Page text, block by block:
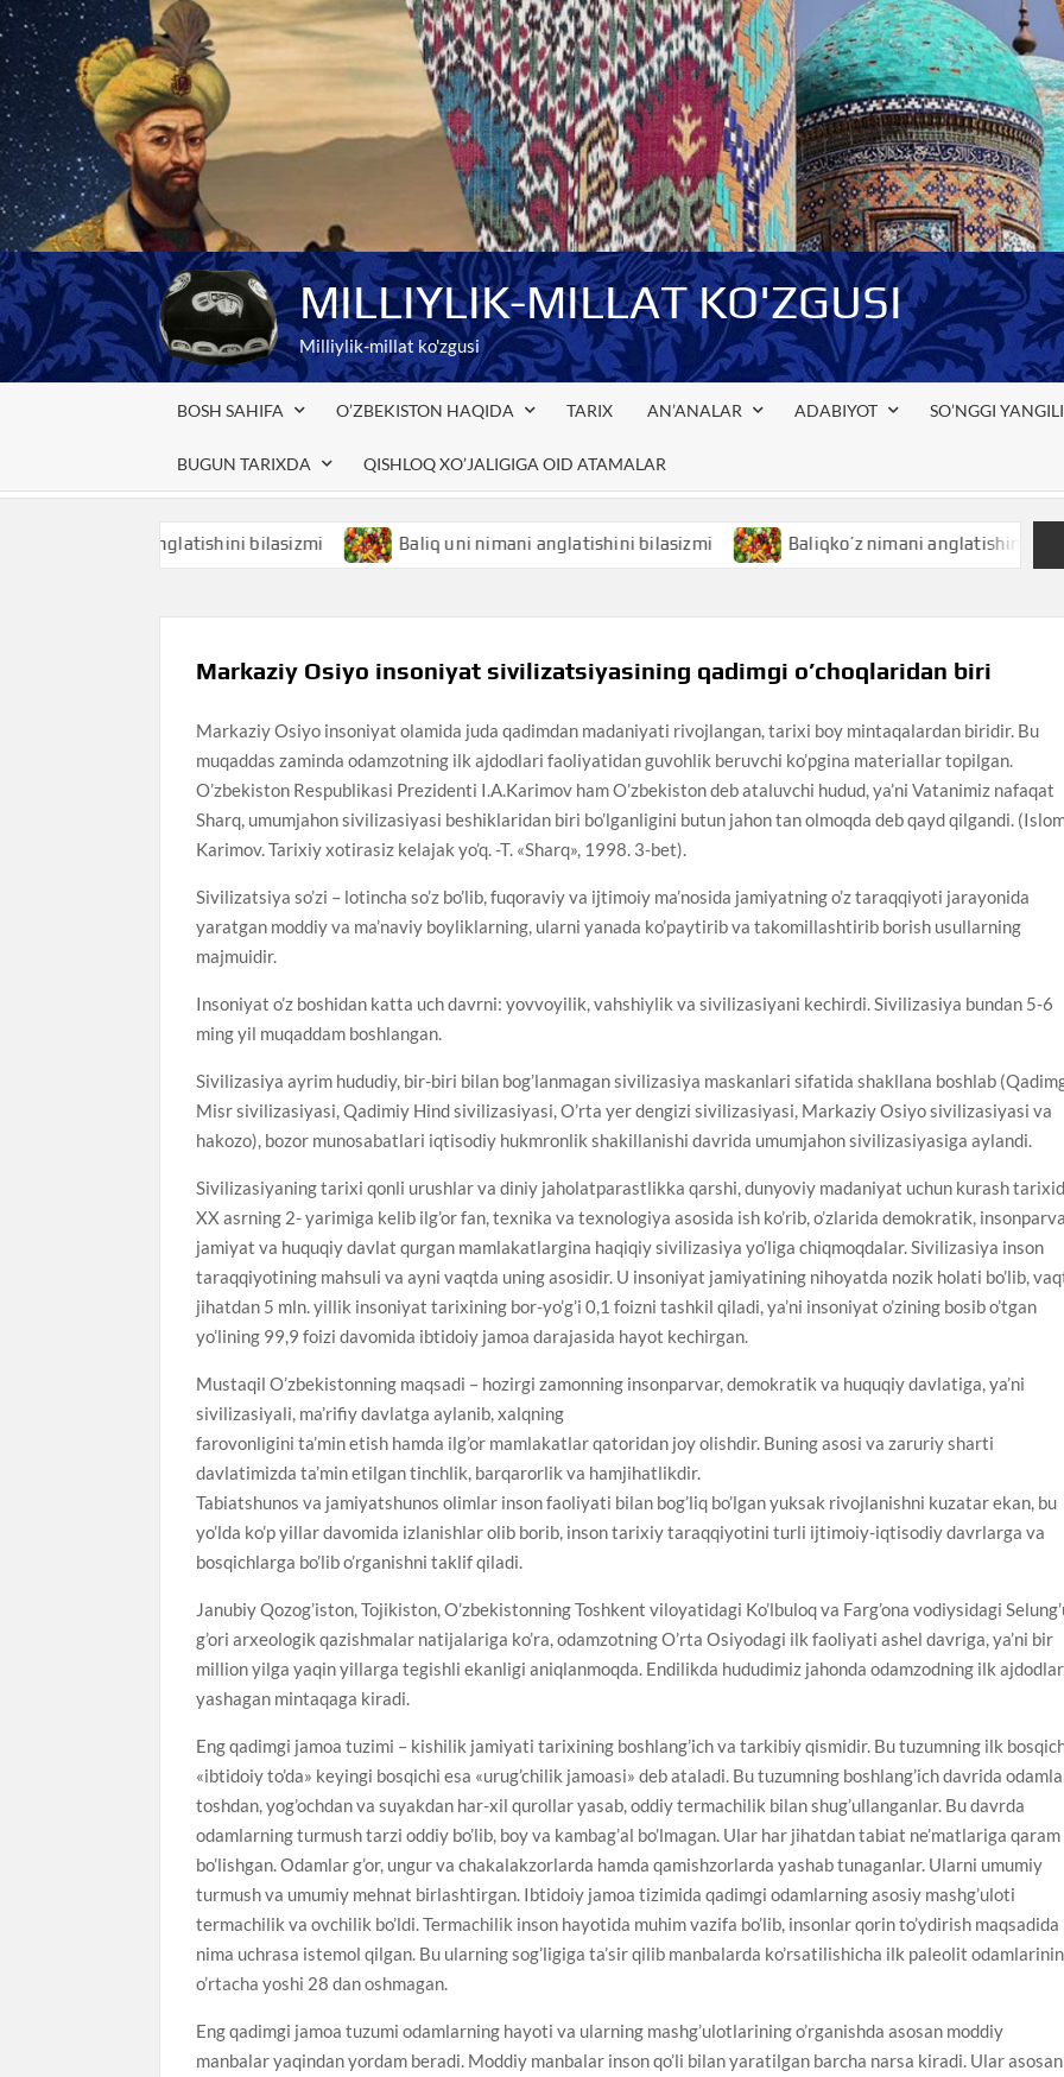
Skip
to
content
MILLIYLIK-MILLAT KO'ZGUSI
Milliylik-millat ko'zgusi
BOSH SAHIFA O’ZBEKISTON HAQIDA TARIX AN’ANALAR ADABIYOT SO’NGGI
BUGUN TARIXDA QISHLOQ XO’JALIGIGA OID ATAMALAR
anglatishini bilasizmi Baliq uni nimani anglatishini bilasizmi Baliqko’z nimani anglatishini bilasizmi
Markaziy Osiyo insoniyat sivilizatsiyasining qadimgi o’choqlaridan biri
Markaziy Osiyo insoniyat olamida juda qadimdan madaniyati rivojlangan, tarixi boy mintaqalardan biridir. Bu
muqaddas zaminda odamzotning ilk ajdodlari faoliyatidan guvohlik beruvchi ko’pgina materiallar topilgan.
O’zbekiston Respublikasi Prezidenti I.A.Karimov ham O’zbekiston deb ataluvchi hudud, ya’ni Vatanimiz nafaqat
Sharq, umumjahon sivilizasiyasi beshiklaridan biri bo’lganligini butun jahon tan olmoqda deb qayd qilgandi.
Karimov. Tarixiy xotirasiz kelajak yo’q. -T. «Sharq», 1998. 3-bet).
Sivilizatsiya so’zi – lotincha so’z bo’lib, fuqoraviy va ijtimoiy ma’nosida jamiyatning o’z taraqqiyoti jarayonida
yaratgan moddiy va ma’naviy boyliklarning, ularni yanada ko’paytirib va takomillashtirib borish usullarning
majmuidir.
Insoniyat o’z boshidan katta uch davrni: yovvoyilik, vahshiylik va sivilizasiyani kechirdi. Sivilizasiya bundan 5-6
ming yil muqaddam boshlangan.
Sivilizasiya ayrim hududiy, bir-biri bilan bog’lanmagan sivilizasiya maskanlari sifatida shakllana boshlab
Misr sivilizasiyasi, Qadimiy Hind sivilizasiyasi, O’rta yer dengizi sivilizasiyasi, Markaziy Оsiyo sivilizasiyasi va
hakozo), bozor munosabatlari iqtisodiy hukmronlik shakillanishi davrida umumjahon sivilizasiyasiga aylandi.
Sivilizasiyaning tarixi qonli urushlar va diniy jaholatparastlikka qarshi, dunyoviy madaniyat uchun kurash
XX asrning 2- yarimiga kelib ilg’or fan, texnika va texnologiya asosida ish ko’rib, o’zlarida demokratik,
jamiyat va huquqiy davlat qurgan mamlakatlargina haqiqiy sivilizasiya yo’liga chiqmoqdalar. Sivilizasiya inson
taraqqiyotining mahsuli va ayni vaqtda uning asosidir. U insoniyat jamiyatining nihoyatda nozik holati bo’lib,
jihatdan 5 mln. yillik insoniyat tarixining bor-yo’g’i 0,1 foizni tashkil qiladi, ya’ni insoniyat o’zining bosib o’tgan
yo’lining 99,9 foizi davomida ibtidoiy jamoa darajasida hayot kechirgan.
Mustaqil O’zbekistonning maqsadi – hozirgi zamonning insonparvar, demokratik va huquqiy davlatiga, ya’ni
sivilizasiyali, ma’rifiy davlatga aylanib, xalqning
farovonligini ta’min etish hamda ilg’or mamlakatlar qatoridan joy olishdir. Buning asosi va zaruriy sharti
davlatimizda ta’min etilgan tinchlik, barqarorlik va hamjihatlikdir.
Tabiatshunos va jamiyatshunos olimlar inson faoliyati bilan bog’liq bo’lgan yuksak rivojlanishni kuzatar ekan, bu
yo’lda ko’p yillar davomida izlanishlar olib borib, inson tarixiy taraqqiyotini turli ijtimoiy-iqtisodiy davrlarga va
bosqichlarga bo’lib o’rganishni taklif qiladi.
Janubiy Qozog’iston, Tojikiston, O’zbekistonning Toshkent viloyatidagi Ko’lbuloq va Farg’ona vodiysidagi
g’ori arxeologik qazishmalar natijalariga ko’ra, odamzotning O’rta Оsiyodagi ilk faoliyati ashel davriga, ya’ni bir
million yilga yaqin yillarga tegishli ekanligi aniqlanmoqda. Endilikda hududimiz jahonda odamzodning ilk
yashagan mintaqaga kiradi.
Eng qadimgi jamoa tuzimi – kishilik jamiyati tarixining boshlang’ich va tarkibiy qismidir. Bu tuzumning ilk
«ibtidoiy to’da» keyingi bosqichi esa «urug’chilik jamoasi» deb ataladi. Bu tuzumning boshlang’ich davrida
toshdan, yog’ochdan va suyakdan har-xil qurollar yasab, oddiy termachilik bilan shug’ullanganlar. Bu davrda
odamlarning turmush tarzi oddiy bo’lib, boy va kambag’al bo’lmagan. Ular har jihatdan tabiat ne’matlariga qaram
bo’lishgan. Оdamlar g’or, ungur va chakalakzorlarda hamda qamishzorlarda yashab tunaganlar. Ularni umumiy
turmush va umumiy mehnat birlashtirgan. Ibtidoiy jamoa tizimida qadimgi odamlarning asosiy mashg’uloti
termachilik va ovchilik bo’ldi. Termachilik inson hayotida muhim vazifa bo’lib, insonlar qorin to’ydirish maqsadida
nima uchrasa istemol qilgan. Bu ularning sog’ligiga ta’sir qilib manbalarda ko’rsatilishicha ilk paleolit
o’rtacha yoshi 28 dan oshmagan.
Eng qadimgi jamoa tuzumi odamlarning hayoti va ularning mashg’ulotlarining o’rganishda asosan moddiy
manbalar yaqindan yordam beradi. Moddiy manbalar inson qo’li bilan yaratilgan barcha narsa kiradi. Ular asosan